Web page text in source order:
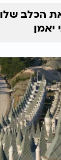
יאמן